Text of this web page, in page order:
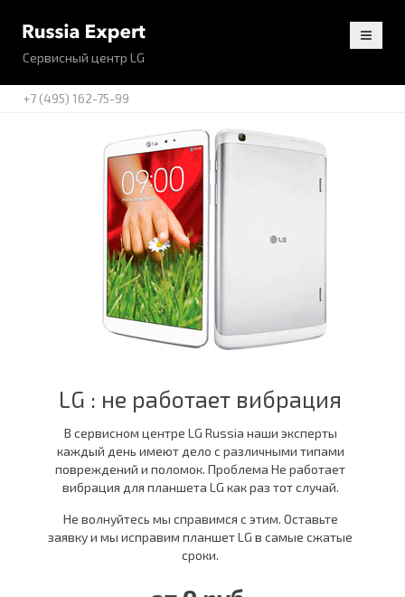
Сервисный центр LG
+7 (495) 162-75-99
LG : не работает вибрация
В сервисном центре LG Russia наши эксперты
каждый день имеют дело с различными типами
повреждений и поломок. Проблема Не работает
вибрация для планшета LG как раз тот случай.
Не волнуйтесь мы справимся с этим. Оставьте
заявку и мы исправим планшет LG в самые сжатые
сроки.